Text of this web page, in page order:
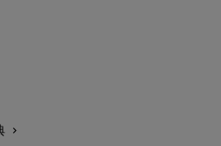
chevron_right